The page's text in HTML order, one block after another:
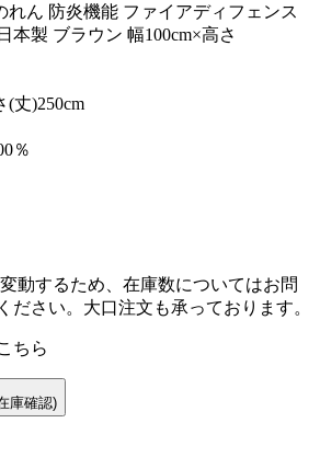
れん 防炎機能 ファイアディフェンス
本製 ブラウン 幅100cm×高さ
(丈)250cm
％
動するため、在庫数についてはお問
ださい。大口注文も承っております。
ちら
庫確認)